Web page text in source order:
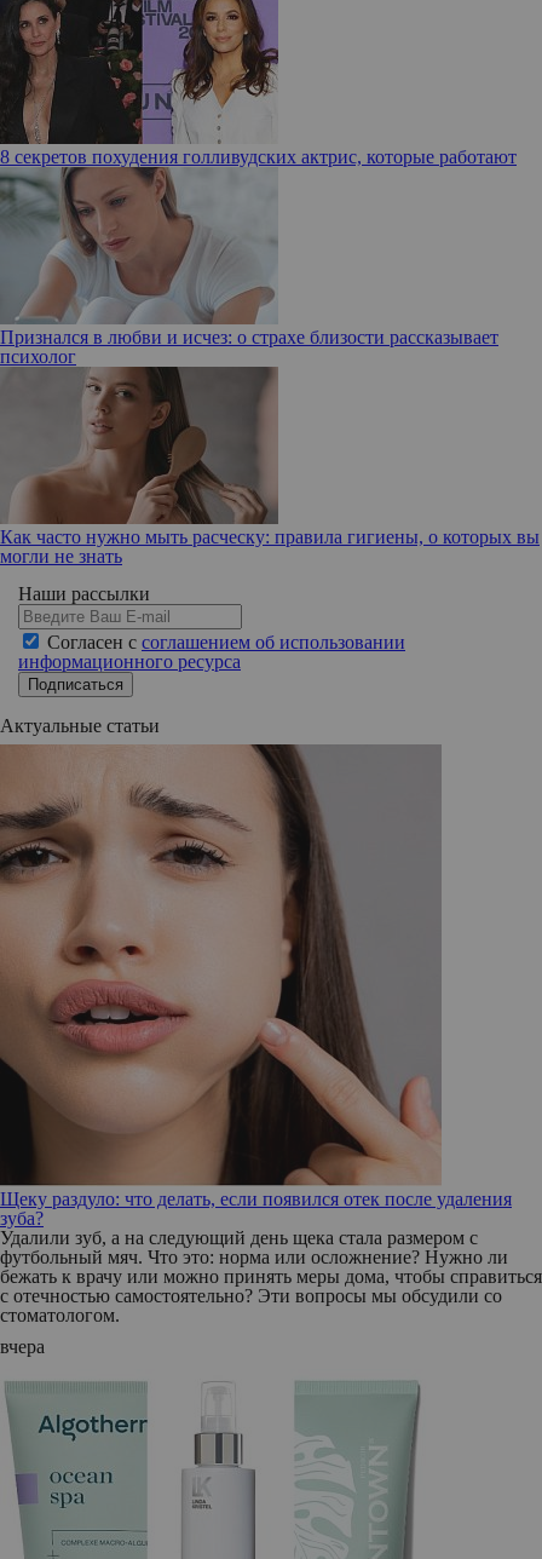
8 секретов похудения голливудских актрис, которые работают
Признался в любви и исчез: о страхе близости рассказывает
психолог
Как часто нужно мыть расческу: правила гигиены, о которых вы
могли не знать
Наши рассылки
Согласен с соглашением об использовании
информационного ресурса
Подписаться
Актуальные статьи
Щеку раздуло: что делать, если появился отек после удаления
зуба?
Удалили зуб, а на следующий день щека стала размером с
футбольный мяч. Что это: норма или осложнение? Нужно ли
бежать к врачу или можно принять меры дома, чтобы справиться
с отечностью самостоятельно? Эти вопросы мы обсудили со
стоматологом.
вчера